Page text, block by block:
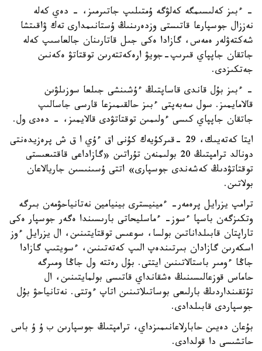
- ءبىز كەلىسىمگە كەلۋگە ۇمتىلىپ جاتىرمىز، - دەي كەلە
نەززال جوسپارعا قاتىستى وزدەرىنىڭ ۇستانىمدارى تەك ۋاقىتشا
شەكتەۋلەر ەمەس، گازادا ەكى جىل قاتارىنان جالعاسىپ كەلە
جاتقان جاپپاي قىرىپ-جويۋ ارەكەتتەرىن توقتاتۋ ەكەنىن
جەتكىزدى.
- ءبىز بۇل قاندى قاساپتىڭ ءۇشىنشى جىلعا سوزىلۋىن
قالامايمىز. سول سەبەپتى ءبىز حالقىمىزعا قارسى جاسالىپ
جاتقان جاپپاي كىسى ءولىمىن توقتاتۋدى قالايمىز، - دەدى ول.
ايتا كەتەيىك، 29 -قىركۇيەك كۇنى اق ءۇي ا ق ش پرەزيدەنتى
دونالد ترامپتىڭ 20 بولىمنەن تۇراتىن «گازاداعى قاقتىعىستى
توقتاتۋدىڭ كەشەندى جوسپارى» اتتى ۇسىنىسىن جاريالاعان
بولاتىن.
ترامپ يزرايل پرەمەر- ءمينيسترى بينيامين نەتانياحۋمەن بىرگە
وتكىزگەن باسپا ءسوز- ءماسليحاتى بارىسىندا ەگەر جوسپار ەكى
تاراپتان قابىلداناتىن بولسا، سوعىس توقتايتىنىن، ال يزرايل ءوز
اسكەرىن گازادان بىرتىندەپ الىپ كەتەتىنىن، ءسويتىپ گازادا
جاڭا ءومىر باستالاتىنىن ايتتى. بۇل رەتتە ول جاڭا ومىرگە
حاماس قوزعالىسىنىڭ ەشقانداي قاتىسى بولمايتىنىن، ال
تۇتقىنداردىڭ بارلىعى بوساتىلاتىنىن اتاپ ءوتتى. نەتانياحۋ بۇل
جوسپاردى قابىلدادى.
بۇعان دەيىن حابارلاعانىمىزداي، ترامپتىڭ جوسپارىن ب ۇ ۇ باس
حاتشىسى دا قولدادى.